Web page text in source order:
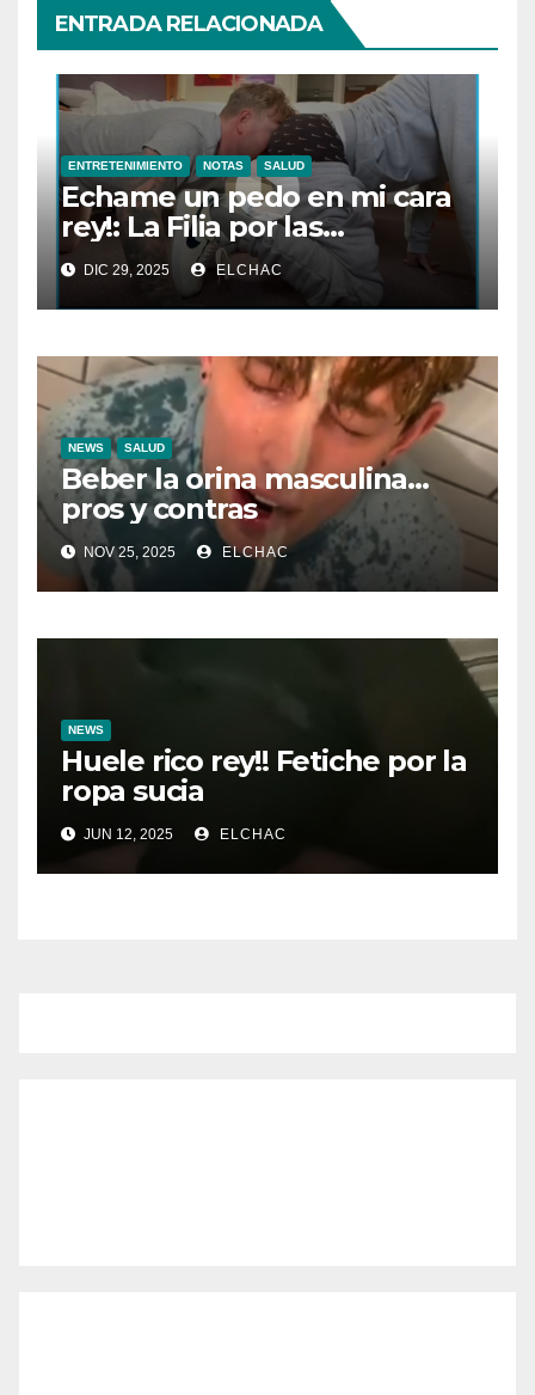
ENTRADA RELACIONADA
ENTRETENIMIENTO NOTAS SALUD
Echame un pedo en mi cara
rey!: La Filia por las
Flatulencias”
DIC 29, 2025 ELCHAC
NEWS SALUD
Beber la orina masculina…
pros y contras
NOV 25, 2025 ELCHAC
NEWS
Huele rico rey!! Fetiche por la
ropa sucia
JUN 12, 2025 ELCHAC